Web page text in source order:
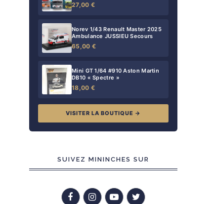
27,00 €
Norev 1/43 Renault Master 2025
Ambulance JUSSIEU Secours
65,00 €
Mini GT 1/64 #910 Aston Martin
DB10 « Spectre »
18,00 €
VISITER LA BOUTIQUE →
SUIVEZ MININCHES SUR